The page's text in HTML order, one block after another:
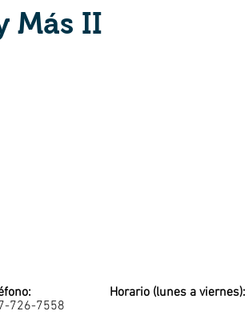
726-7558
Horario (lunes a viernes):
Más II